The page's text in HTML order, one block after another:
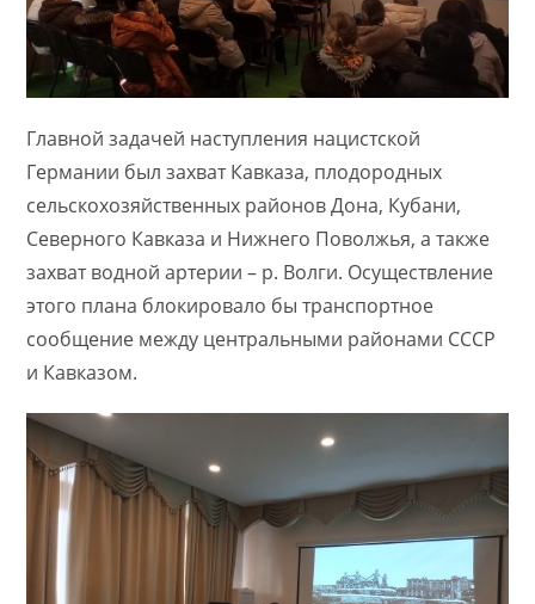
Главной задачей наступления нацистской
Германии был захват Кавказа, плодородных
сельскохозяйственных районов Дона, Кубани,
Северного Кавказа и Нижнего Поволжья, а также
захват водной артерии – р. Волги. Осуществление
этого плана блокировало бы транспортное
сообщение между центральными районами СССР
и Кавказом.